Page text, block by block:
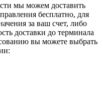
мы можем доставить
бесплатно, для
за ваш счет, либо
доставки до терминала
вы можете выбрать